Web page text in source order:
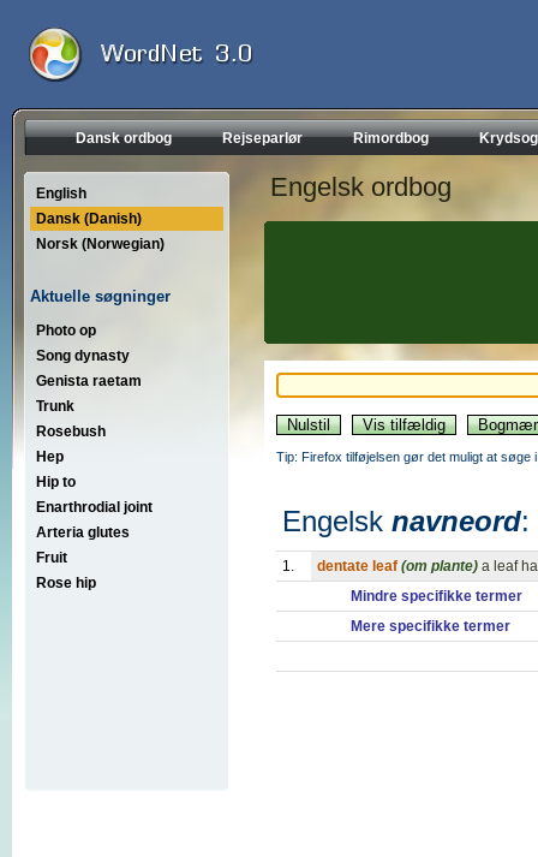
Dansk ordbog Rejseparlør Rimordbog
English
Dansk (Danish)
Norsk (Norwegian)
Aktuelle søgninger
Photo op
Song dynasty
Genista raetam
Trunk
Rosebush
Hep
Hip to
Enarthrodial joint
Arteria glutes
Fruit
Rose hip
Engelsk ordbog
Tip: Firefox tilføjelsen gør det muligt at søge
Engelsk navneord:
1. dentate leaf (om plante) a leaf
Mindre specifikke termer
Mere specifikke termer